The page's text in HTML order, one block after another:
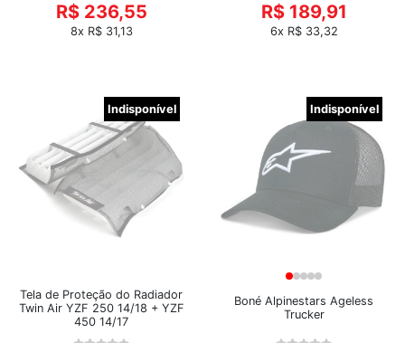
R$ 236,55
8x R$ 31,13
R$ 189,91
6x R$ 33,32
Indisponível
Tela de Proteção do Radiador
Twin Air YZF 250 14/18 + YZF
450 14/17
Indisponível
Boné Alpinestars Ageless
Trucker